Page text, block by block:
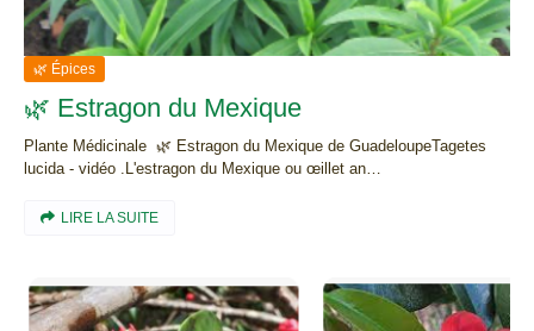
🌿 Épices
🌿 Estragon du Mexique
Plante Médicinale 🌿 Estragon du Mexique de GuadeloupeTagetes
lucida - vidéo .L'estragon du Mexique ou œillet an…
LIRE LA SUITE